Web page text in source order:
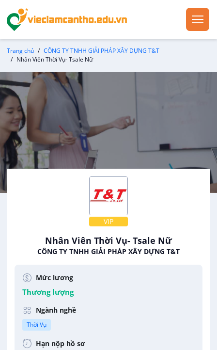
Trang chủ
CÔNG TY TNHH GIẢI PHÁP XÂY DỰNG T&T
Nhân Viên Thời Vụ- Tsale Nữ
VIP
Nhân Viên Thời Vụ- Tsale Nữ
CÔNG TY TNHH GIẢI PHÁP XÂY DỰNG T&T
Mức lương
Thương lượng
Ngành nghề
Thời Vụ
Hạn nộp hồ sơ